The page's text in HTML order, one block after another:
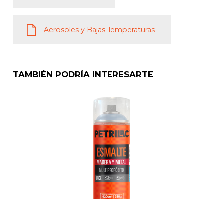
Aerosoles y Bajas Temperaturas
TAMBIÉN PODRÍA INTERESARTE